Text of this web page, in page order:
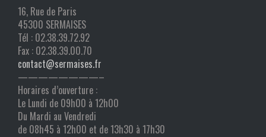
16, Rue de Paris
45300 SERMAISES
Tél : 02.38.39.72.92
Fax : 02.38.39.00.70
contact@sermaises.fr
————————–
Horaires d’ouverture :
Le Lundi de 09h00 à 12h00
Du Mardi au Vendredi
de 08h45 à 12h00 et de 13h30 à 17h30